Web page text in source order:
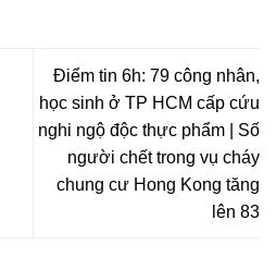
Điểm tin 6h: 79 công nhân,
học sinh ở TP HCM cấp cứu
nghi ngộ độc thực phẩm | Số
người chết trong vụ cháy
chung cư Hong Kong tăng
lên 83